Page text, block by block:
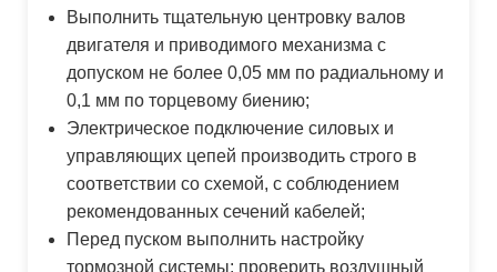
Выполнить тщательную центровку валов
двигателя и приводимого механизма с
допуском не более 0,05 мм по радиальному и
0,1 мм по торцевому биению;
Электрическое подключение силовых и
управляющих цепей производить строго в
соответствии со схемой, с соблюдением
рекомендованных сечений кабелей;
Перед пуском выполнить настройку
тормозной системы: проверить воздушный